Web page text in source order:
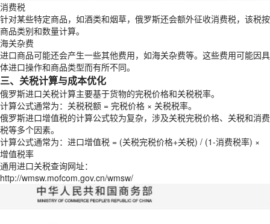
消费税
针对某些特定商品，如酒类和烟草，俄罗斯还会额外征收消费税，该税按
商品类别和数量计算。
海关杂费
进口商品可能还会产生一些其他费用，如海关杂费等。这些费用可能因具
体进口操作和商品类型而有所不同。
三、关税计算与成本优化
俄罗斯进口关税计算主要基于货物的完税价格和关税税率。
计算公式通常为：关税税额 = 完税价格 × 关税税率。
俄罗斯进口增值税的计算公式较为复杂，涉及关税完税价格、关税和消费
税等多个因素。
计算公式通常为：进口增值税 = (关税完税价格+关税) / (1-消费税率) ×
增值税率
通用进口关税查询网址：
http://wmsw.mofcom.gov.cn/wmsw/